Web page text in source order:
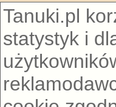
Tanuki.pl
statystyk i